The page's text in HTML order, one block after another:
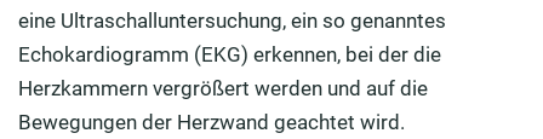
eine Ultraschalluntersuchung, ein so genanntes
Echokardiogramm (EKG) erkennen, bei der die
Herzkammern vergrößert werden und auf die
Bewegungen der Herzwand geachtet wird.